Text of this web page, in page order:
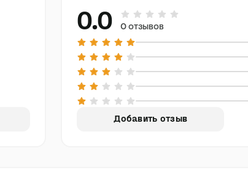
0.0
0 отзывов
Добавить отзыв